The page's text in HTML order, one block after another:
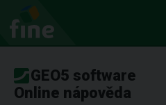
GEO5 software
Online nápověda